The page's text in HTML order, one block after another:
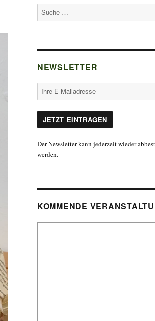
Suche
nach:
NEWSLETTER
Der Newsletter kann jederzeit wieder
werden.
KOMMENDE